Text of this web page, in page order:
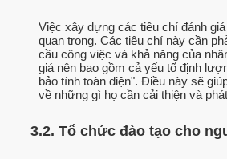
Việc xây dựng các tiêu chí đánh
quan trọng. Các tiêu chí này cần
cầu công việc và khả năng của
giá nên bao gồm cả yếu tố định
bảo tính toàn diện". Điều này sẽ
về những gì họ cần cải thiện và
3.2. Tổ chức đào tạo cho